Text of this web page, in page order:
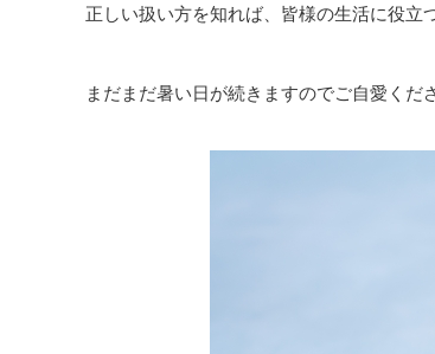
正しい扱い方を知れば、皆様の生活に役立
まだまだ暑い日が続きますのでご自愛くだ